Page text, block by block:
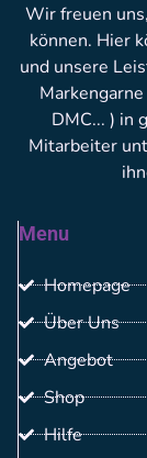
Wir freuen
können. Hier
und unsere
DMC... ) in
Mitarbeiter
Menu
Homepage
Über Uns
Angebot
Shop
Hilfe